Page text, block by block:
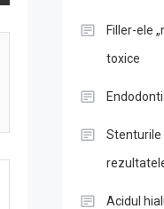
Filler-ele
toxice
Stenturile
Acidul